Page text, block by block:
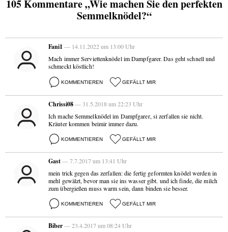
105 Kommentare „Wie machen Sie den perfekten
Semmelknödel?“
Fani1 — 14.11.2022 um 13:00 Uhr
Mach immer Serviettenknödel im Dampfgarer. Das geht schnell und
schmeckt köstlich!
KOMMENTIEREN GEFÄLLT MIR
Chrissi08— 31.5.2018 um 22:23 Uhr
Ich mache Semmelknödel im Dampfgarer, si zerfallen sie nicht.
Kräuter kommen beimir immer dazu.
KOMMENTIEREN GEFÄLLT MIR
Gast— 7.7.2017 um 13:41 Uhr
mein trick gegen das zerfallen: die fertig geformten knödel werden in
mehl gewälzt, bevor man sie ins wasser gibt. und ich finde, die milch
zum übergießen muss warm sein, dann binden sie besser.
KOMMENTIEREN GEFÄLLT MIR
Biber— 23.4.2017 um 08:24 Uhr